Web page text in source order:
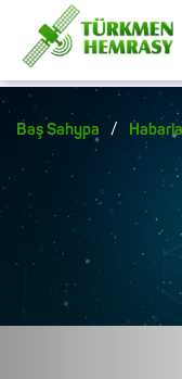
Baş Sahypa /